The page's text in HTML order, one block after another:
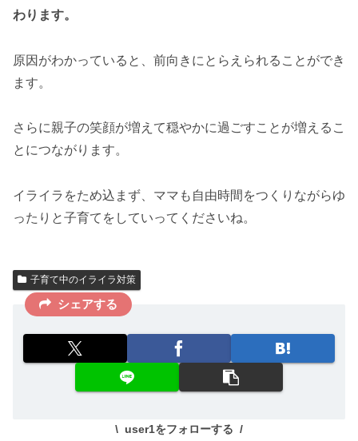
わります。
原因がわかっていると、前向きにとらえられることができ
ます。
さらに親子の笑顔が増えて穏やかに過ごすことが増えるこ
とにつながります。
イライラをため込まず、ママも自由時間をつくりながらゆ
ったりと子育てをしていってくださいね。
子育て中のイライラ対策
シェアする
user1をフォローする